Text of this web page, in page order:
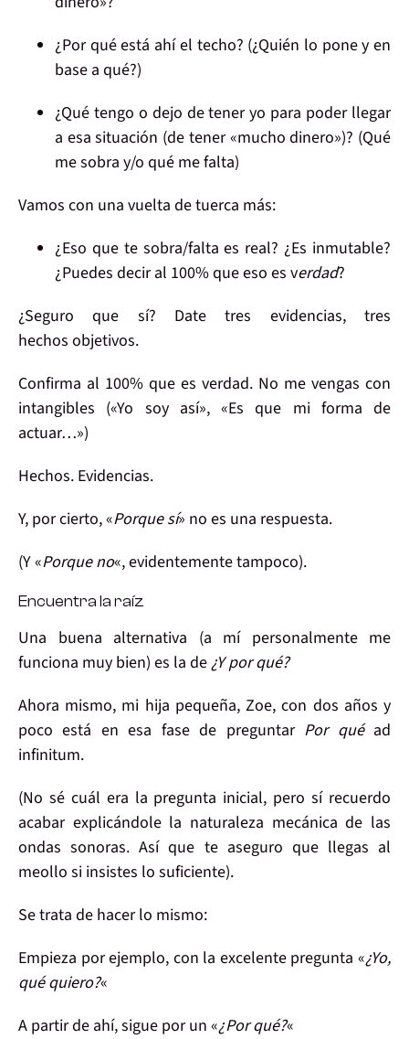
¿Por quéestá ahíel techo? (¿Quién lo pone y en
base a qué?)
¿Qué tengo o dejo de tener yo para poder llegar
a esa situación (de tener «mucho dinero»)? (Qué
me sobra y/o qué me falta)
Vamos con una vuelta de tuerca más:
¿Eso que te sobra/faltaes real? ¿Es inmutable?
¿Puedes decir al 100% que eso es verdad?
¿Seguro que sí? Datetres evidencias, tres
hechos objetivos.
Confirma al 100% que es verdad. No me vengas con
intangibles («Yo soy así», «Es que mi forma de
actuar…»)
Hechos. Evidencias.
Y, por cierto, «Porque sí» no es una respuesta.
(Y «Porque no«, evidentemente tampoco).
Encuentra la raíz
Una buena alternativa (a mí personalmente me
funciona muy bien) es la de¿Y por qué?
Ahora mismo, mi hija pequeña, Zoe, con dos años y
poco está en esa fase de preguntar Por quéad
infinitum.
(No sé cuál era la pregunta inicial, pero sí recuerdo
acabar explicándole la naturaleza mecánica de las
ondas sonoras. Así que te aseguro que llegas al
meollo si insistes lo suficiente).
Se trata de hacer lo mismo:
Empieza por ejemplo, con la excelente pregunta «¿Yo,
qué quiero?«
A partir de ahí, sigue por un «¿Por qué?«